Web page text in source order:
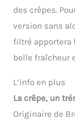
des crêpes.
version sans
filtré apportera
belle fraîcheur
L’info en plus
La crêpe, un
Originaire de